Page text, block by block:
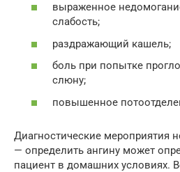
выраженное
слабость;
раздражающий кашель;
боль при попытке
слюну;
повышенное
Диагностические мероприятия
— определить ангину может
пациент в домашних условиях.